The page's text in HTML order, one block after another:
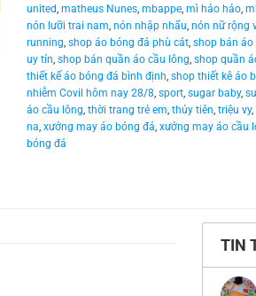
united, matheus Nunes, mbappe, mì hảo hảo,
nón lưỡi trai nam, nón nhập nhẩu, nón nữ rộng
running, shop áo bóng đá phù cát, shop bán áo
uy tín, shop bán quần áo cầu lông, shop quần
thiết kế áo bóng đá bình định, shop thiết kê áo
nhiễm Covil hôm nay 28/8, sport, sugar baby,
áo cầu lông, thời trang trẻ em, thủy tiên, triệu vy,
na, xưởng may áo bóng đá, xưởng may áo cầu
bóng đá
TIN